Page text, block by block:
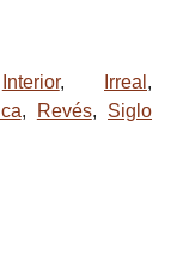
Interior, Irreal ,
, Revés, Siglo